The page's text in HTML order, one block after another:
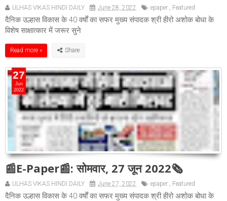
ULHAS VIKAS HINDI DAILY June 28, 2022 epaper Featured
दैनिक उल्हास विकास के 40 वर्षों का सफर मुख्य संपादक श्री हीरो अशोक बोधा के
विशेष साक्षात्कार में जरूर सुने
Read more »
📰E-Paper📰: सोमवार, 27 जून 2022🗞
ULHAS VIKAS HINDI DAILY June 27, 2022 epaper Featured
दैनिक उल्हास विकास के 40 वर्षों का सफर मुख्य संपादक श्री हीरो अशोक बोधा के
27
Jun
2022